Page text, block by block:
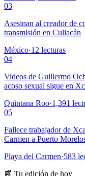
03
Asesinan al creador de
transmisión en Culiacán
México·12 lecturas
04
Videos de Guillermo
acoso sexual sigue en
Quintana Roo·1,391
05
Fallece trabajador de
Carmen a Puerto
Playa del Carmen·583
📰 Tu edición de hoy